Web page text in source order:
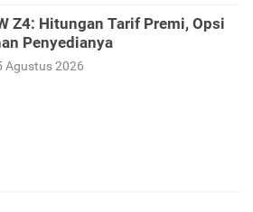
Z4: Hitungan Tarif Premi, Opsi
Penyedianya
Agustus 2026